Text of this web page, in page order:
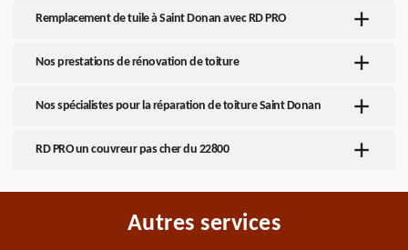
Remplacement de tuile à Saint Donan avec RD PRO
Nos prestations de rénovation de toiture
Nos spécialistes pour la réparation de toiture Saint Donan
RD PRO un couvreur pas cher du 22800
Autres services